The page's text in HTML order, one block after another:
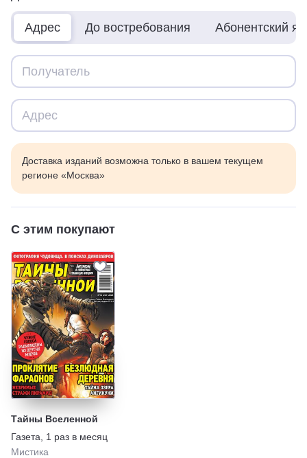
Адрес До востребования Абонентский
Доставка изданий возможна только в вашем текущем
регионе «Москва»
С этим покупают
Тайны Вселенной
Газета
1 раз в месяц
Мистика